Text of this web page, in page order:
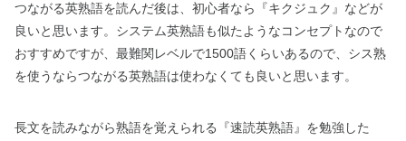
つながる英熟語を読んだ後は、初心者なら『キクジュク』などが
良いと思います。システム英熟語も似たようなコンセプトなので
おすすめですが、最難関レベルで1500語くらいあるので、シス熟
を使うならつながる英熟語は使わなくても良いと思います。
長文を読みながら熟語を覚えられる『速読英熟語』を勉強した